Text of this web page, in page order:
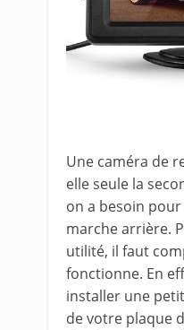
Une caméra de
elle seule la
on a besoin
marche arrière.
utilité, il faut
fonctionne. En
installer une
de votre plaque